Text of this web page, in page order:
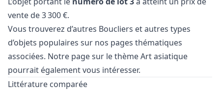
vente de 3 300 €.
Vous trouverez d’autres Boucliers etautres types
d’objets populaires sur nos pages thématiques
associées. Notre page sur le thèmeArt asiatique
pourrait également vous intéresser.
Littérature comparée